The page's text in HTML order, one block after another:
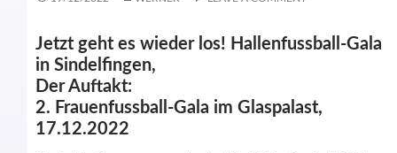
Jetzt geht es wieder los! Hallenfussball-Gala
in Sindelfingen,
Der Auftakt:
2. Frauenfussball-Gala im Glaspalast,
17.12.2022